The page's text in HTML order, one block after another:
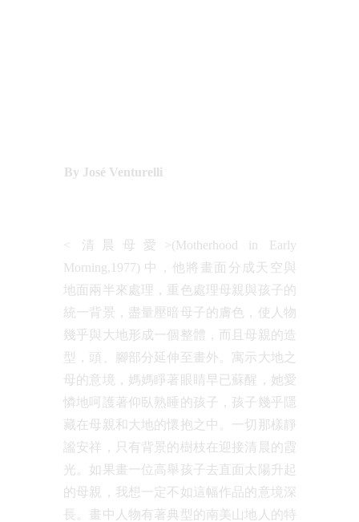
By José Venturelli
< 清晨母愛>(Motherhood in Early
Morning,1977) 中，他將畫面分成天空與
地面兩半來處理，重色處理母親與孩子的
統一背景，盡量壓暗母子的膚色，使人物
幾乎與大地形成一個整體，而且母親的造
型，頭、腳部分延伸至畫外。寓示大地之
母的意境，媽媽睜著眼睛早已蘇醒，她愛
憐地呵護著仰臥熟睡的孩子，孩子幾乎隱
藏在母親和大地的懷抱之中。一切那樣靜
謐安祥，只有背景的樹枝在迎接清晨的霞
光。如果畫一位高舉孩子去直面太陽升起
的母親，我想一定不如這幅作品的意境深
長。畫中人物有著典型的南美山地人的特